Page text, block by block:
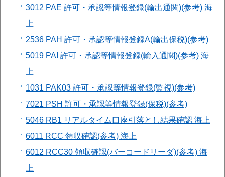
3012 PAE 許可・承認等情報登録(輸出通関)(参考) 海
上
2536 PAH 許可・承認等情報登録A(輸出保税)(参考)
5019 PAI 許可・承認等情報登録(輸入通関)(参考) 海
上
1031 PAK03 許可・承認等情報登録(監視)(参考)
7021 PSH 許可・承認等情報登録(保税)(参考)
5046 RB1 リアルタイム口座引落とし結果確認 海上
6011 RCC 領収確認(参考) 海上
6012 RCC30 領収確認(バーコードリーダ)(参考) 海
上